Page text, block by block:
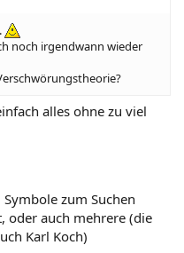
noch irgendwann wieder
alles ohne zu viel
zum Suchen
oder auch mehrere (die
Karl Koch)